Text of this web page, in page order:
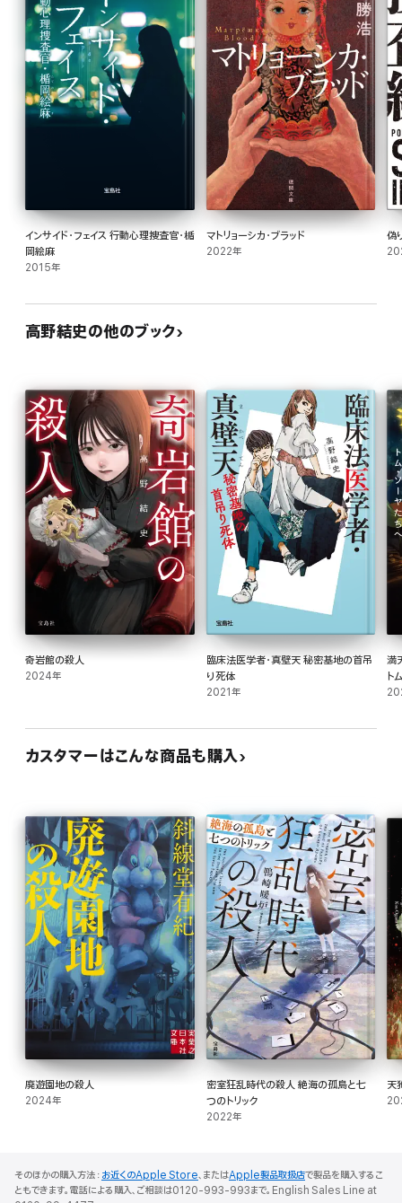
インサイド・フェイス 行動心理捜査官・楯
岡絵麻
2015年
マトリョーシカ・ブラッド
2022年
偽
高野結史の他のブック
奇岩館の殺人
2024年
臨床法医学者・真壁天 秘密基地の首吊
り死体
2021年
満
ト
カスタマーはこんな商品も購入
廃遊園地の殺人
2024年
密室狂乱時代の殺人 絶海の孤島と七
つのトリック
2022年
天
そのほかの購入方法： お近くのApple Store、またはApple製品取扱店で製品を購入するこ
ともできます。電話による購入、ご相談は0120-993-993まで。English Sales Line at